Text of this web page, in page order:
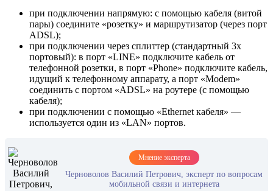
при подключении напрямую: с помощью кабеля (витой
пары) соедините «розетку» и маршрутизатор (через порт
ADSL);
при подключении через сплиттер (стандартный 3х
портовый): в порт «LINE» подключите кабель от
телефонной розетки, в порт «Phone» подключите кабель,
идущий к телефонному аппарату, а порт «Modem»
соединить с портом «ADSL» на роутере (с помощью
кабеля);
при подключении с помощью «Ethernet кабеля» —
используется один из «LAN» портов.
Мнение эксперта
Черноволов Василий Петрович, эксперт по вопросам
мобильной связи и интернета